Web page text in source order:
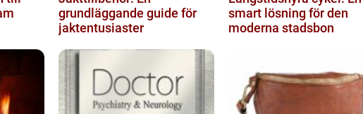
grundläggande guide för
jaktentusiaster
smart lösning för den
moderna stadsbon